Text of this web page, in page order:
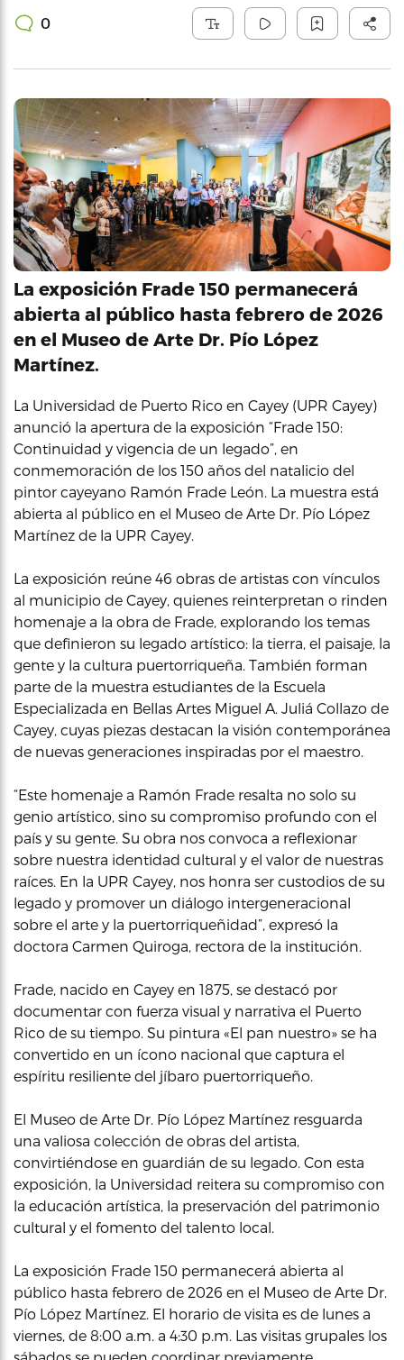
0
La exposición Frade 150 permanecerá
abierta al público hasta febrero de 2026
en el Museo de Arte Dr. Pío López
Martínez.
La Universidad de Puerto Rico en Cayey (UPR Cayey)
anunció la apertura de la exposición “Frade 150:
Continuidad y vigencia de un legado”, en
conmemoración de los 150 años del natalicio del
pintor cayeyano Ramón Frade León. La muestra está
abierta al público en el Museo de Arte Dr. Pío López
Martínez de la UPR Cayey.
La exposición reúne 46 obras de artistas con vínculos
al municipio de Cayey, quienes reinterpretan o rinden
homenaje a la obra de Frade, explorando los temas
que definieron su legado artístico: la tierra, el paisaje, la
gente y la cultura puertorriqueña. También forman
parte de la muestra estudiantes de la Escuela
Especializada en Bellas Artes Miguel A. Juliá Collazo de
Cayey, cuyas piezas destacan la visión contemporánea
de nuevas generaciones inspiradas por el maestro.
“Este homenaje a Ramón Frade resalta no solo su
genio artístico, sino su compromiso profundo con el
país y su gente. Su obra nos convoca a reflexionar
sobre nuestra identidad cultural y el valor de nuestras
raíces. En la UPR Cayey, nos honra ser custodios de su
legado y promover un diálogo intergeneracional
sobre el arte y la puertorriqueñidad”, expresó la
doctora Carmen Quiroga, rectora de la institución.
Frade, nacido en Cayey en 1875, se destacó por
documentar con fuerza visual y narrativa el Puerto
Rico de su tiempo. Su pintura «El pan nuestro» se ha
convertido en un ícono nacional que captura el
espíritu resiliente del jíbaro puertorriqueño.
El Museo de Arte Dr. Pío López Martínez resguarda
una valiosa colección de obras del artista,
convirtiéndose en guardián de su legado. Con esta
exposición, la Universidad reitera su compromiso con
la educación artística, la preservación del patrimonio
cultural y el fomento del talento local.
La exposición Frade 150 permanecerá abierta al
público hasta febrero de 2026 en el Museo de Arte Dr.
Pío López Martínez. El horario de visita es de lunes a
viernes, de 8:00 a.m. a 4:30 p.m. Las visitas grupales los
sábados se pueden coordinar previamente.